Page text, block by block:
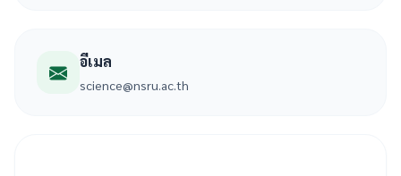
อีเมล
science@nsru.ac.th